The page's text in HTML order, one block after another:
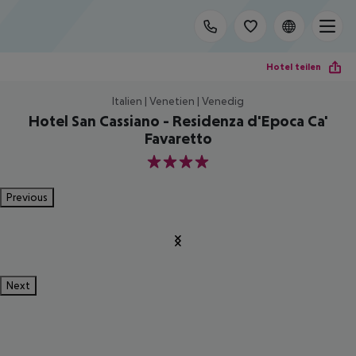
Hotel teilen
Italien | Venetien | Venedig
Hotel San Cassiano - Residenza d'Epoca Ca'
Favaretto
4
Previous
Next